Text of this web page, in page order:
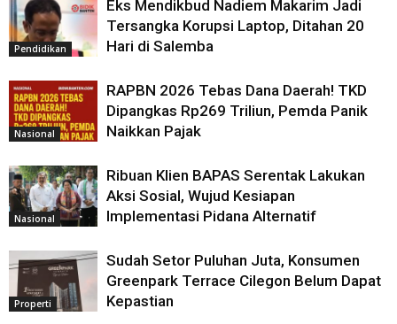
Pendidikan
Eks Mendikbud Nadiem Makarim Jadi
Tersangka Korupsi Laptop, Ditahan 20
Hari di Salemba
Nasional
RAPBN 2026 Tebas Dana Daerah! TKD
Dipangkas Rp269 Triliun, Pemda Panik
Naikkan Pajak
Nasional
Ribuan Klien BAPAS Serentak Lakukan
Aksi Sosial, Wujud Kesiapan
Implementasi Pidana Alternatif
Properti
Sudah Setor Puluhan Juta, Konsumen
Greenpark Terrace Cilegon Belum Dapat
Kepastian